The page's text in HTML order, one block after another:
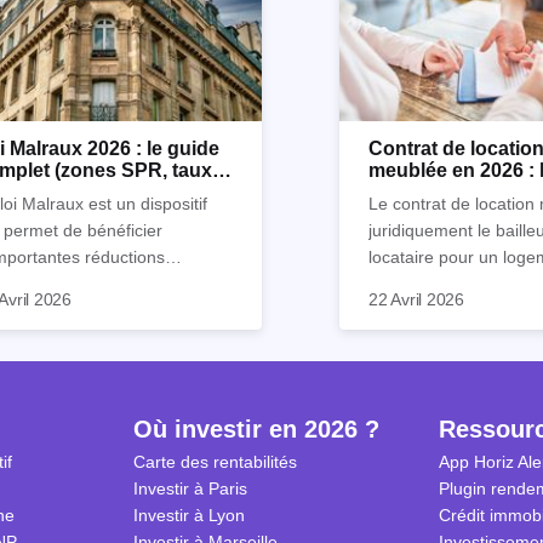
Malraux 2026 : le guide
(zones SPR, taux,
Malraux est un dispositif
permet de bénéficier
réductions
Elle concerne les
destinés à la location.
démarches effectuer
en bénéficier ? Suivez notre
complet !
2026
Contrat de location
meublée en 2026 :
Le contrat de location
juridiquement le
locataire pour un
de nombreuses
Nous vous expliquons
le contrat de location
2026.
22 Avril 2026
Où investir en 2026 ?
Carte des rentabilités
Investir à Paris
Investir à Lyon
App Horiz
Plugin
Crédit